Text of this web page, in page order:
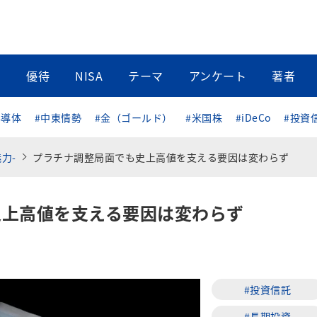
優待 NISA テーマ アンケート 著者
体 #中東情勢 #金（ゴールド） #米国株 #iDeCo #投資
- プラチナ調整局面でも史上高値を支える要因は変わらず
高値を支える要因は変わらず
#投資信託